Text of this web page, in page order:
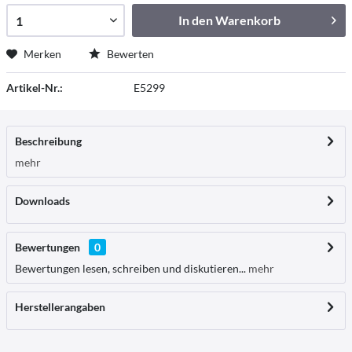
In denWarenkorb
Merken Bewerten
Artikel-Nr.: E5299
Beschreibung
mehr
Downloads
Bewertungen
0
Bewertungen lesen, schreiben und diskutieren... mehr
Herstellerangaben